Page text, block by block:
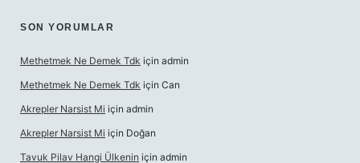
SON YORUMLAR
Methetmek Ne Demek Tdk için admin
Methetmek Ne Demek Tdk için Can
Akrepler Narsist Mi için admin
Akrepler Narsist Mi için Doğan
Tavuk Pilav Hangi Ülkenin için admin